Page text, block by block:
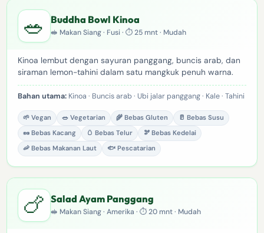
🥗 Buddha Bowl Kinoa
🥪 Makan Siang · Fusi · ⏱ 25 mnt · Mudah
Kinoa lembut dengan sayuran panggang, buncis arab, dan
siraman lemon-tahini dalam satu mangkuk penuh warna.
Bahan utama:Kinoa · Buncis arab · Ubi jalar panggang · Kale · Tahini
🌱 Vegan 🥗 Vegetarian 🌾 Bebas Gluten
🥛 Bebas Susu
🥜 Bebas Kacang
🥚 Bebas Telur
🫘 Bebas Kedelai
🦐 Bebas Makanan Laut
🐟 Pescatarian
🍗 Salad Ayam Panggang
🥪 Makan Siang · Amerika · ⏱ 20 mnt · Mudah